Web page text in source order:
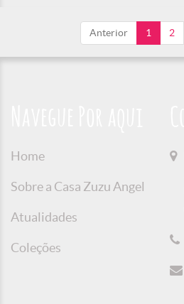
Anterior 1 2
Home
Sobre a Casa Zuzu Angel
Atualidades
Coleções